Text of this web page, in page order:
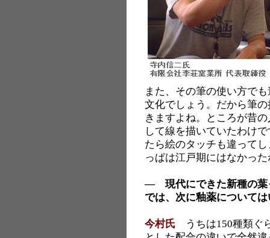
また、その筆の使い方で
文化でしょう。だから筆
きますよね。ところが昔
して線を描いていたわけ
たら絵のタッチも違って
っぱは江戸期にはなかっ
― 現代にできた新種の葉
では、次に釉薬について
今村氏 うちは150種類ぐ